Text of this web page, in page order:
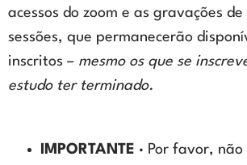
acessos do zoom e as gravações
sessões, que permanecerão
inscritos – mesmo os que se
estudo ter terminado.
IMPORTANTE · Por favor,